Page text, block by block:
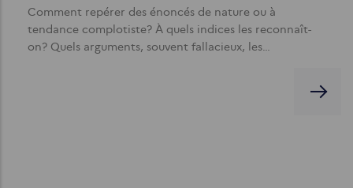
Comment repérer des énoncés de nature ou à
tendance complotiste? À quels indices les reconnaît-
on? Quels arguments, souvent fallacieux, les…